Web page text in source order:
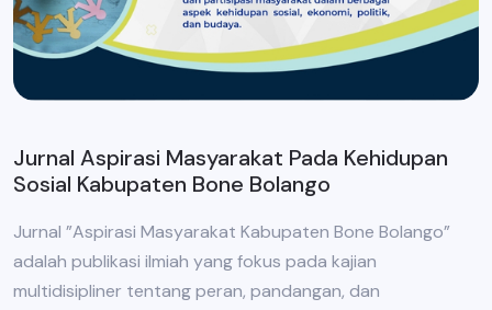
Jurnal Aspirasi Masyarakat Pada Kehidupan
Sosial Kabupaten Bone Bolango
Jurnal ”Aspirasi Masyarakat Kabupaten Bone Bolango”
adalah publikasi ilmiah yang fokus pada kajian
multidisipliner tentang peran, pandangan, dan